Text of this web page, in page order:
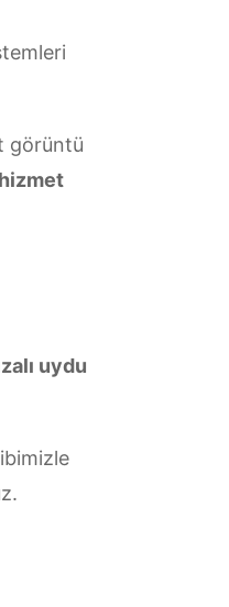
görüntü
uydu